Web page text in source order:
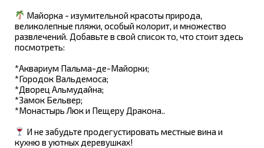
Майорка - изумительной красоты природа,
великолепные пляжи, особый колорит, и множество
развлечений. Добавьте в свой список то, что стоит здесь
посмотреть:
*Аквариум Пальма-де-Майорки;
*Городок Вальдемоса;
*Дворец Альмудайна;
*Замок Бельвер;
*Монастырь Люк и Пещеру Дракона..
И не забудьте продегустировать местные вина и
кухню в уютных деревушках!